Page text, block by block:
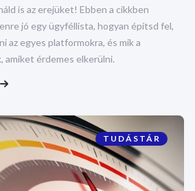
is az erejüket! Ebben a cikkben
jó egy ügyféllista, hogyan építsd fel,
az egyes platformokra, és mik a
amiket érdemes elkerülni.
TUDÁSTÁR